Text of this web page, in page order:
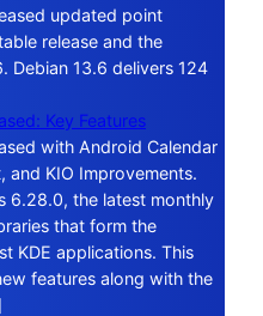
updated point
release and the
Debian 13.6 delivers 124
Key Features
with Android Calendar
and KIO Improvements.
6.28.0, the latest monthly
that form the
KDE applications. This
features along with the